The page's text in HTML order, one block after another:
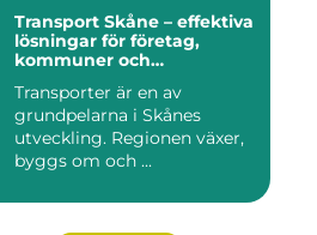
Transport Skåne – effektiva
lösningar för företag,
kommuner och
Transporter är en av
grundpelarna i Skånes
utveckling. Regionen växer,
byggs om och ...